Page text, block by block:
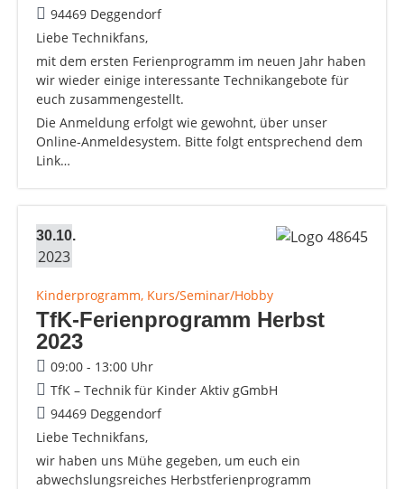
94469 Deggendorf
Liebe Technikfans,
mit dem ersten Ferienprogramm im neuen Jahr haben
wir wieder einige interessante Technikangebote für
euch zusammengestellt.
Die Anmeldung erfolgt wie gewohnt, über unser
Online‐Anmeldesystem. Bitte folgt entsprechend dem
Link…
30.10.
2023
Kinderprogramm, Kurs/Seminar/Hobby
TfK-Ferienprogramm Herbst
2023
09:00 - 13:00 Uhr
TfK – Technik für Kinder Aktiv gGmbH
94469 Deggendorf
Liebe Technikfans,
wir haben uns Mühe gegeben, um euch ein
abwechslungsreiches Herbstferienprogramm